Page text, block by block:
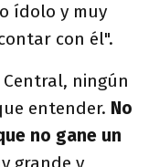
ídolo y muy
con él".
ningún
entender. No
no gane un